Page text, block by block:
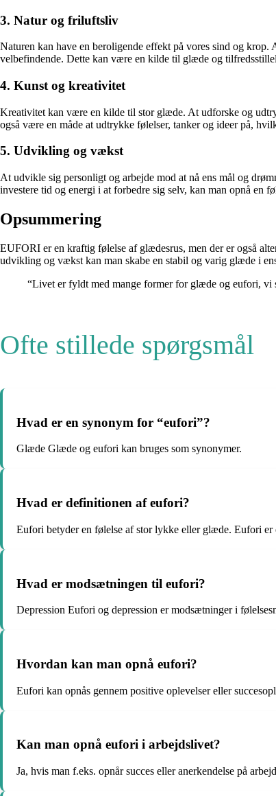
3. Natur og friluftsliv
Naturen kan have en beroligende effekt på vores sind og
velbefindende. Dette kan være en kilde til glæde og
4. Kunst og kreativitet
Kreativitet kan være en kilde til stor glæde. At udforske og
også være en måde at udtrykke følelser, tanker og ideer på,
5. Udvikling og vækst
At udvikle sig personligt og arbejde mod at nå ens mål og
investere tid og energi i at forbedre sig selv, kan man opnå en
Opsummering
EUFORI er en kraftig følelse af glædesrus, men der er også
udvikling og vækst kan man skabe en stabil og varig glæde i
“Livet er fyldt med mange former for glæde og eufori, vi
Ofte stillede spørgsmål
Hvad er en synonym for “eufori”?
Glæde Glæde og eufori kan bruges som synonymer.
Hvad er definitionen af eufori?
Eufori betyder en følelse af stor lykke eller glæde. Eufori er
Hvad er modsætningen til eufori?
Depression Eufori og depression er modsætninger i
Hvordan kan man opnå eufori?
Eufori kan opnås gennem positive oplevelser eller
Kan man opnå eufori i arbejdslivet?
Ja, hvis man f.eks. opnår succes eller anerkendelse på